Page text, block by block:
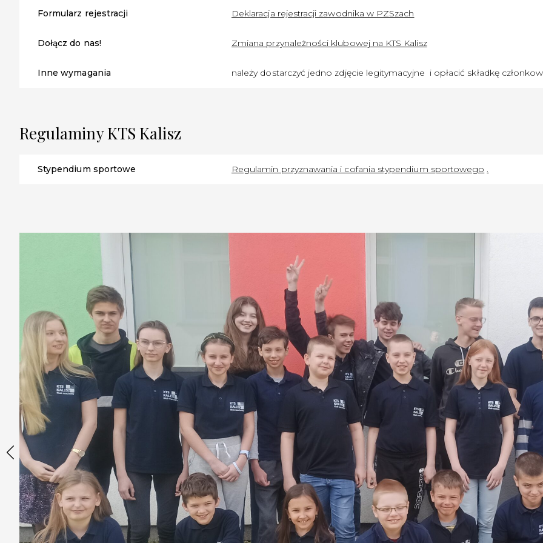
Formularz rejestracji Deklaracja rejestracji zawodnika w PZSzach
Dołącz do nas! Zmiana przynależności klubowej na KTS Kalisz
Inne wymagania należy dostarczyć jedno zdjęcie legitymacyjne i opłacić składkę
Regulaminy KTS Kalisz
Stypendium sportowe Regulamin przyznawania i cofania stypendium sportowego .